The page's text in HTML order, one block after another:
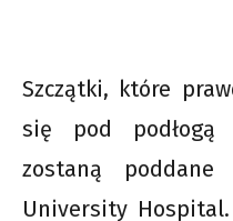
Szczątki, które
się pod podłogą
zostaną
University